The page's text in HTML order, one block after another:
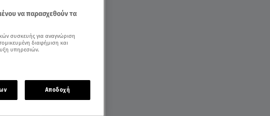
να παρασχεθούν τα
συσκευής για αναγνώριση
διαφήμιση και
υπηρεσιών.
Αποδοχή